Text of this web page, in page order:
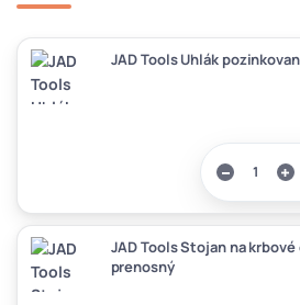
JAD Tools Uhlák
JAD Tools Stojan na krbové
prenosný